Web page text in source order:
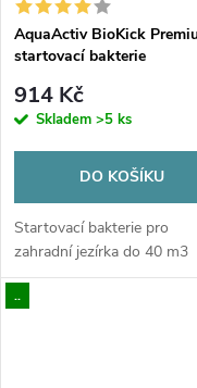
AquaActiv BioKick
startovací bakterie
914 Kč
Skladem >5 ks
DO KOŠÍKU
Startovací bakterie pro
zahradní jezírka do 40 m3
..